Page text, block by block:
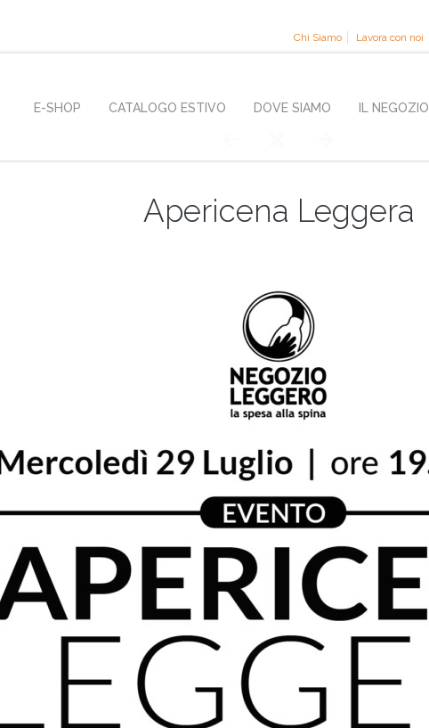
Chi Siamo Lavora con noi
E-SHOP CATALOGO ESTIVO DOVE SIAMO IL NEGOZIO
Apericena Leggera